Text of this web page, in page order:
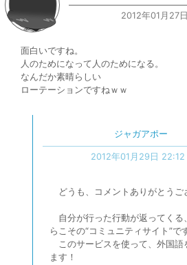
2012年01月27
面白いですね。
人のためになって人のためになる。
なんだか素晴らしい
ローテーションですねｗｗ
ジャガアポー
2012年01月29日 22:12
どうも、コメントありがとうご
自分が行った行動が返ってくる
らこその“コミュニティサイト”で
このサービスを使って、外国語
ます！